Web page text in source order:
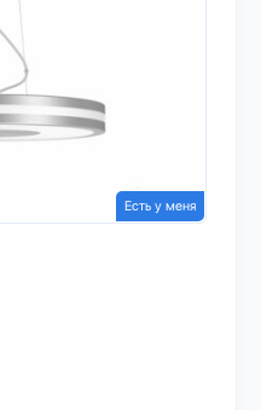
Есть у меня